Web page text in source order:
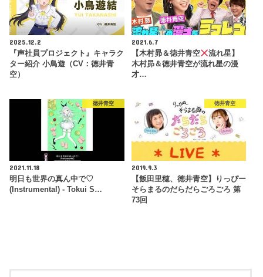
2025.12.2
『声社員プロジェクト』キャラク
ター紹介 小鳥遊（CV：徳井青
空）
2021.6.7
【木村昴＆徳井青空
流れ星】
木村昴＆徳井青空が流れ星の漫
才…
徳井青空
2021.11.18
明日も世界の真ん中で♡
(Instrumental) - Tokui S…
徳井青空
2019.9.3
【飯田里穂、徳井青空】りっぴー
そらまるのだらだらごろごろ 第
73回